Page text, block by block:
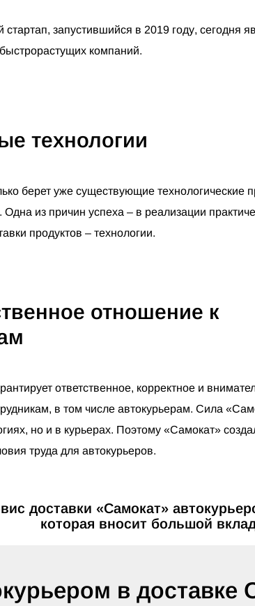
стартап, запустившийся в 2019 году, сегодня
компаний.
технологии
берет уже существующие технологические
Одна из причин успеха – в реализации
продуктов – технологии.
отношение к
ответственное, корректное и
в том числе автокурьерам. Сила
но и в курьерах. Поэтому «Самокат»
труда для автокурьеров.
доставки «Самокат»
которая вносит большой
в